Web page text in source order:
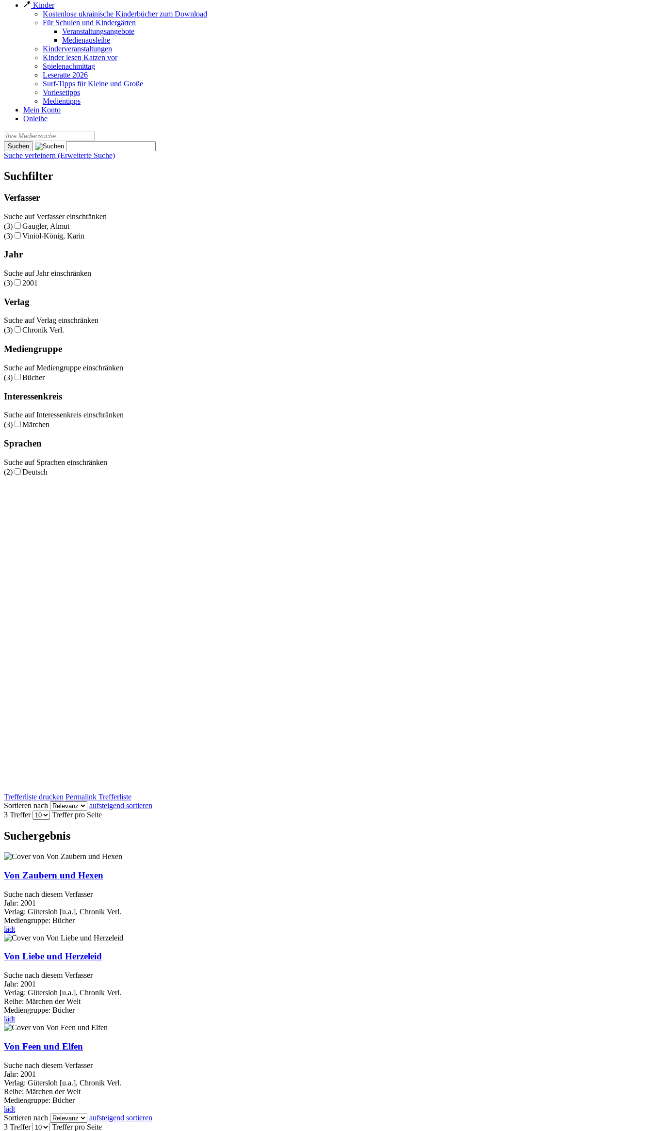
Kinder
Kostenlose ukrainische Kinderbücher zum Download
Für Schulen und Kindergärten
Veranstaltungsangebote
Medienausleihe
Kinderveranstaltungen
Kinder lesen Katzen vor
Spielenachmittag
Leseratte 2026
Surf-Tipps für Kleine und Große
Vorlesetipps
Medientipps
Mein Konto
Onleihe
Suche verfeinern (Erweiterte Suche)
Suchfilter
Verfasser
Suche auf Verfasser einschränken
(3)
Gaugler, Almut
(3)
Viniol-König, Karin
Jahr
Suche auf Jahr einschränken
(3)
2001
Verlag
Suche auf Verlag einschränken
(3)
Chronik Verl.
Mediengruppe
Suche auf Mediengruppe einschränken
(3)
Bücher
Interessenkreis
Suche auf Interessenkreis einschränken
(3)
Märchen
Sprachen
Suche auf Sprachen einschränken
(2)
Deutsch
Trefferliste drucken Permalink Trefferliste
Sortieren nach
aufsteigend sortieren
3 Treffer
Treffer pro Seite
Suchergebnis
Von Zaubern und Hexen
Suche nach diesem Verfasser
Jahr: 2001
Verlag: Gütersloh [u.a.], Chronik Verl.
Mediengruppe: Bücher
lädt
Von Liebe und Herzeleid
Suche nach diesem Verfasser
Jahr: 2001
Verlag: Gütersloh [u.a.], Chronik Verl.
Reihe: Märchen der Welt
Mediengruppe: Bücher
lädt
Von Feen und Elfen
Suche nach diesem Verfasser
Jahr: 2001
Verlag: Gütersloh [u.a.], Chronik Verl.
Reihe: Märchen der Welt
Mediengruppe: Bücher
lädt
Sortieren nach
aufsteigend sortieren
3 Treffer
Treffer pro Seite